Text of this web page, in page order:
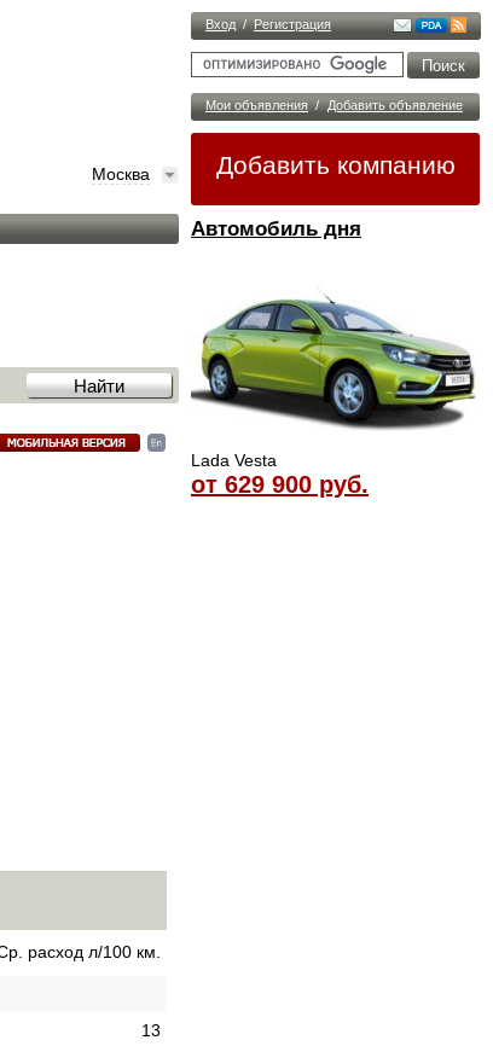
Вход / Регистрация
Мои объявления / Добавить объявление
Добавить компанию
Автомобиль дня
Lada Vesta
от 629 900 руб.
Москва
расход л/100 км.
13